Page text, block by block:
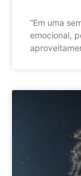
”Em uma
emocional,